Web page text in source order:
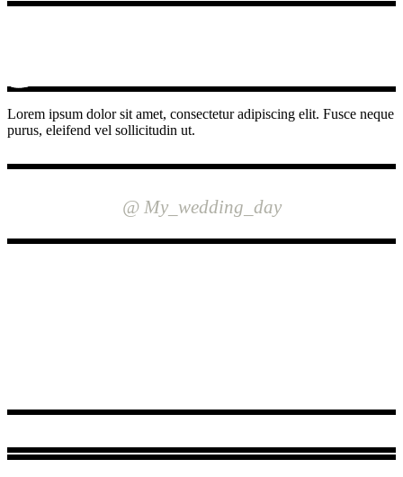
Lorem ipsum dolor sit amet, consectetur adipiscing elit. Fusce neque
purus, eleifend vel sollicitudin ut.
@ My_wedding_day